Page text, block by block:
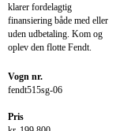
klarer fordelagtig
finansiering både med eller
uden udbetaling. Kom og
oplev den flotte Fendt.
Vogn nr.
fendt515sg-06
Pris